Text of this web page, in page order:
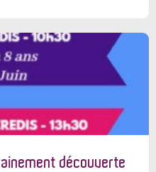
découverte